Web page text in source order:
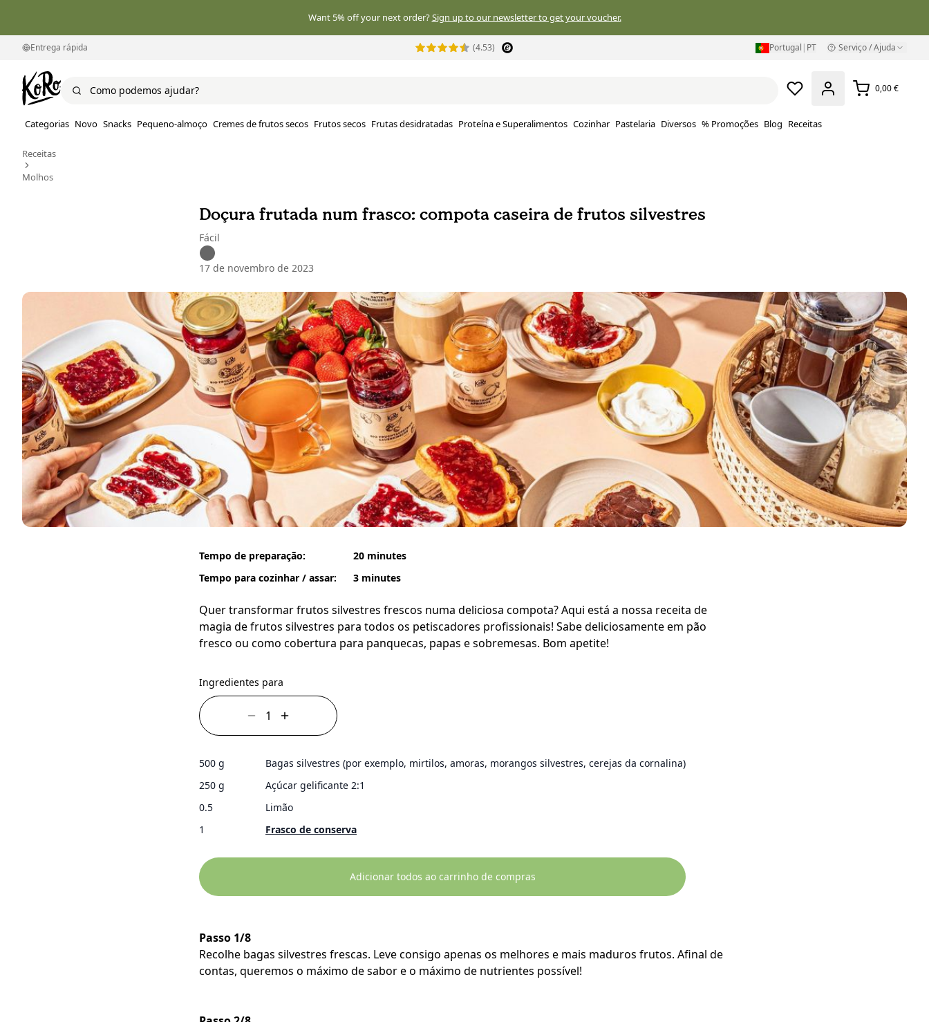
Want 5% off your next order?Sign up to our newsletter to get your voucher.
Entrega rápida (4.53) Portugal | PT Serviço / Ajuda
0,00 €
Categorias Novo Snacks Pequeno-almoço Cremes de frutos secos Frutos secos Frutas desidratadas Proteína e Superalimentos Cozinhar Pastelaria Diversos % Promoções Blog Receitas
Receitas
Molhos
Doçura frutada num frasco: compota caseira de frutos silvestres
Fácil
17 de novembro de 2023
Tempo de preparação:
Tempo para cozinhar / assar:
20 minutes
3 minutes
Quer transformar frutos silvestres frescos numa deliciosa compota? Aqui está a nossa receita de
magia de frutos silvestres para todos os petiscadores profissionais! Sabe deliciosamente em pão
fresco ou como cobertura para panquecas, papas e sobremesas. Bom apetite!
Ingredientes para
500 g
Bagas silvestres (por exemplo, mirtilos, amoras, morangos silvestres, cerejas da cornalina)
250 g
Açúcar gelificante 2:1
0.5
Limão
1
Frasco de conserva
Adicionar todos ao carrinho de compras
Passo 1/8
Recolhe bagas silvestres frescas. Leve consigo apenas os melhores e mais maduros frutos. Afinal de
contas, queremos o máximo de sabor e o máximo de nutrientes possível!